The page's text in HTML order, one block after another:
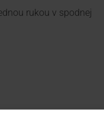
rukou v spodnej